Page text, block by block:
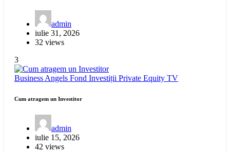
admin
iulie 31, 2026
32 views
3
Business Angels Fond Investiții Private Equity TV
Cum atragem un Investitor
admin
iulie 15, 2026
42 views